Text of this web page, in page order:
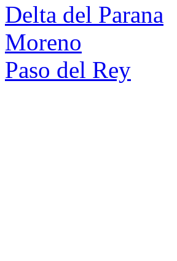
Delta del Parana
Moreno
Paso del Rey